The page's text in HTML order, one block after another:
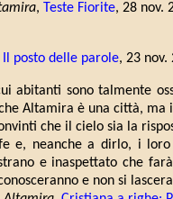
, Teste Fiorite, 28 nov.
Il posto delle parole, 23 nov.
abitanti sono talmente
Altamira è una città, ma
che il cielo sia la
e, neanche a dirlo, i
e inaspettato che
e non si